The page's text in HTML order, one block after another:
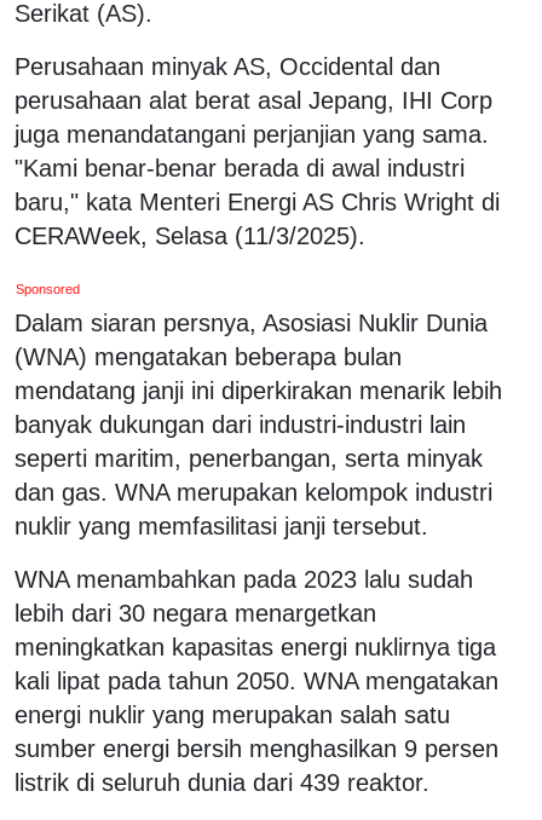
Serikat (AS).
Perusahaan minyak AS, Occidental dan
perusahaan alat berat asal Jepang, IHI Corp
juga menandatangani perjanjian yang sama.
"Kami benar-benar berada di awal industri
baru," kata Menteri Energi AS Chris Wright di
CERAWeek, Selasa (11/3/2025).
Sponsored
Dalam siaran persnya, Asosiasi Nuklir Dunia
(WNA) mengatakan beberapa bulan
mendatang janji ini diperkirakan menarik lebih
banyak dukungan dari industri-industri lain
seperti maritim, penerbangan, serta minyak
dan gas. WNA merupakan kelompok industri
nuklir yang memfasilitasi janji tersebut.
WNA menambahkan pada 2023 lalu sudah
lebih dari 30 negara menargetkan
meningkatkan kapasitas energi nuklirnya tiga
kali lipat pada tahun 2050. WNA mengatakan
energi nuklir yang merupakan salah satu
sumber energi bersih menghasilkan 9 persen
listrik di seluruh dunia dari 439 reaktor.